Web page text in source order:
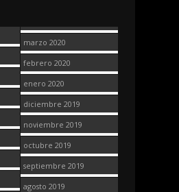
marzo 2020
febrero 2020
enero 2020
diciembre 2019
noviembre 2019
octubre 2019
septiembre 2019
agosto 2019